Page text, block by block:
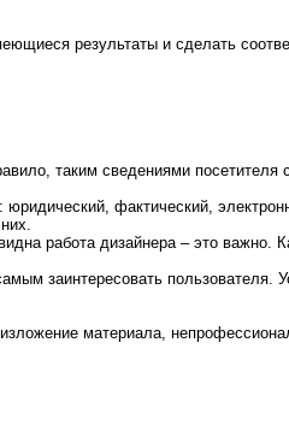
результаты и сделать
таким сведениями посетителя
фактический,
работа дизайнера – это важно.
заинтересовать пользователя.
материала,